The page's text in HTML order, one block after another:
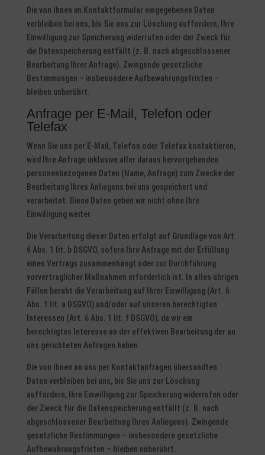
Die von Ihnen im Kontaktformular eingegebenen Daten
verbleiben bei uns, bis Sie uns zur Löschung auffordern, Ihre
Einwilligung zur Speicherung widerrufen oder der Zweck für
die Datenspeicherung entfällt (z. B. nach abgeschlossener
Bearbeitung Ihrer Anfrage). Zwingende gesetzliche
Bestimmungen – insbesondere Aufbewahrungsfristen –
bleiben unberührt.
Anfrage per E-Mail, Telefon oder
Telefax
Wenn Sie uns per E-Mail, Telefon oder Telefax kontaktieren,
wird Ihre Anfrage inklusive aller daraus hervorgehenden
personenbezogenen Daten (Name, Anfrage) zum Zwecke der
Bearbeitung Ihres Anliegens bei uns gespeichert und
verarbeitet. Diese Daten geben wir nicht ohne Ihre
Einwilligung weiter.
Die Verarbeitung dieser Daten erfolgt auf Grundlage von Art.
6 Abs. 1 lit. b DSGVO, sofern Ihre Anfrage mit der Erfüllung
eines Vertrags zusammenhängt oder zur Durchführung
vorvertraglicher Maßnahmen erforderlich ist. In allen übrigen
Fällen beruht die Verarbeitung auf Ihrer Einwilligung (Art. 6
Abs. 1 lit. a DSGVO) und/oder auf unseren berechtigten
Interessen (Art. 6 Abs. 1 lit. f DSGVO), da wir ein
berechtigtes Interesse an der effektiven Bearbeitung der an
uns gerichteten Anfragen haben.
Die von Ihnen an uns per Kontaktanfragen übersandten
Daten verbleiben bei uns, bis Sie uns zur Löschung
auffordern, Ihre Einwilligung zur Speicherung widerrufen oder
der Zweck für die Datenspeicherung entfällt (z. B. nach
abgeschlossener Bearbeitung Ihres Anliegens). Zwingende
gesetzliche Bestimmungen – insbesondere gesetzliche
Aufbewahrungsfristen – bleiben unberührt.